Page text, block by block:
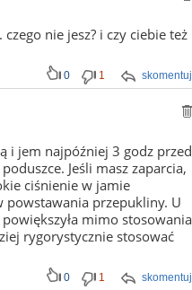
nie jesz? i czy ciebie też
skomentuj
0 1
i jem najpóźniej 3 godz przed
Jeśli masz zaparcia,
ciśnienie w jamie
powstawania przepukliny. U
mimo stosowania
rygorystycznie stosować
skomentuj
0 1